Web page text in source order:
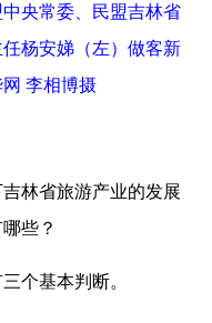
央常委、民盟吉林省
杨安娣 （左） 做客新
李相博摄
林省旅游产业的发展
些？
个基本判断。